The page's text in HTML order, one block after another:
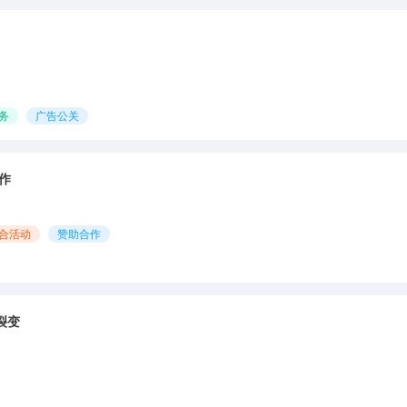
广告公关
活动 赞助合作
变